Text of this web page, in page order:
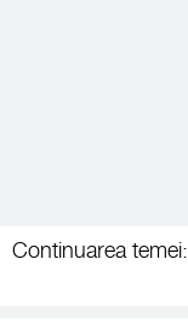
Continuarea temei: